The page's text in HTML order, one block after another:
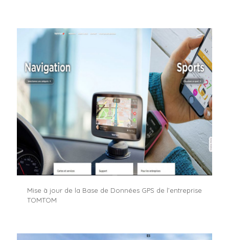
Mise à jour de la Base de Données GPS de l’entreprise
TOMTOM